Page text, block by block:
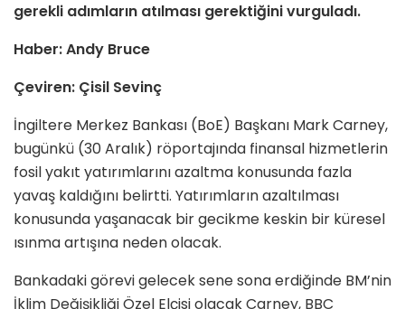
gerekli adımların atılması gerektiğini vurguladı.
Haber: Andy Bruce
Çeviren: Çisil Sevinç
İngiltere Merkez Bankası (BoE) Başkanı Mark Carney,
bugünkü (30 Aralık) röportajında finansal hizmetlerin
fosil yakıt yatırımlarını azaltma konusunda fazla
yavaş kaldığını belirtti. Yatırımların azaltılması
konusunda yaşanacak bir gecikme keskin bir küresel
ısınma artışına neden olacak.
Bankadaki görevi gelecek sene sona erdiğinde BM’nin
İklim Değişikliği Özel Elçisi olacak Carney, BBC